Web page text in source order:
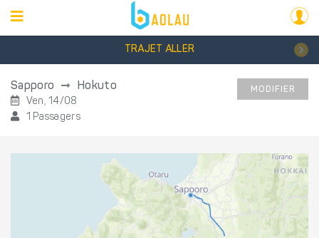
TRAJET ALLER
Sapporo Hokuto
Ven, 14/08
1 Passagers
MODIFIER